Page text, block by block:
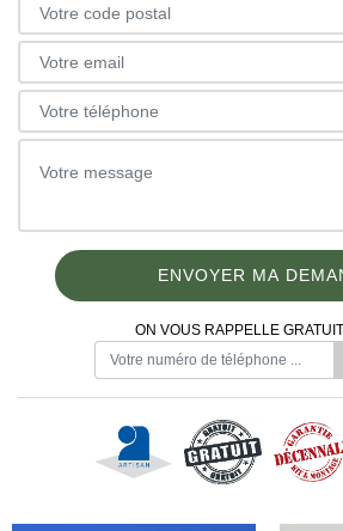
ON VOUS RAPPELLE